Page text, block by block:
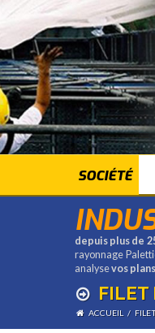
SOCIÉTÉ
depuis plus de
rayonnage
analysevos
FILET
ACCUEIL /